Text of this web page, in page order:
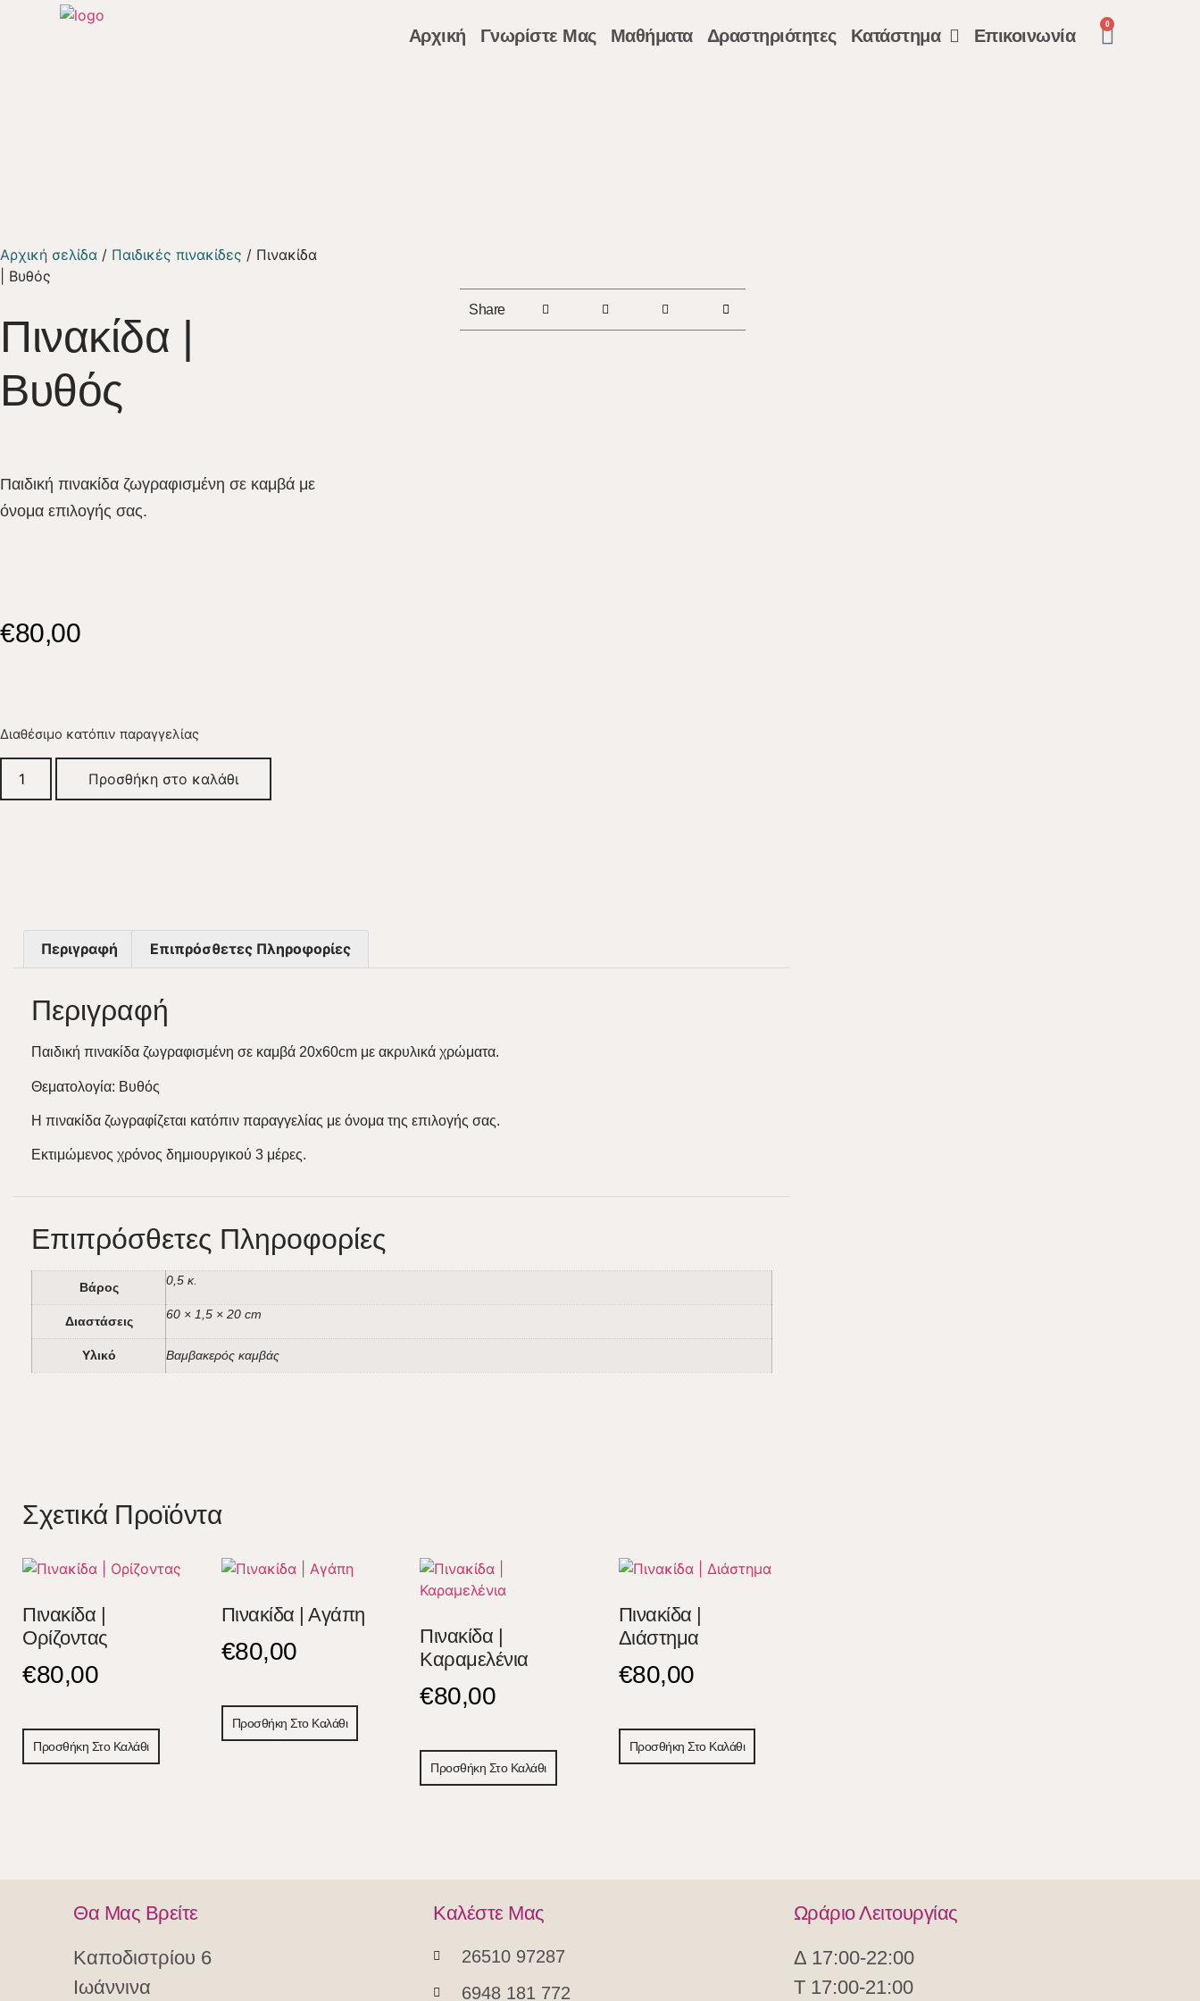
Αρχική Γνωρίστε Μας Μαθήματα Δραστηριότητες Κατάστημα Επικοινωνία
0
Αρχική σελίδα / Παιδικές πινακίδες / Πινακίδα
| Βυθός
Πινακίδα |
Βυθός
Παιδική πινακίδα ζωγραφισμένη σε καμβά με
όνομα επιλογής σας.
€80,00
Διαθέσιμο κατόπιν παραγγελίας
Προσθήκη στο καλάθι
Share
Περιγραφή Επιπρόσθετες Πληροφορίες
Περιγραφή
Παιδική πινακίδα ζωγραφισμένη σε καμβά 20x60cm με ακρυλικά χρώματα.
Θεματολογία: Βυθός
Η πινακίδα ζωγραφίζεται κατόπιν παραγγελίας με όνομα της επιλογής σας.
Εκτιμώμενος χρόνος δημιουργικού 3 μέρες.
Επιπρόσθετες Πληροφορίες
Βάρος 0,5 κ.
Διαστάσεις 60 × 1,5 × 20 cm
Υλικό Βαμβακερός καμβάς
Σχετικά Προϊόντα
Πινακίδα |
Ορίζοντας
€80,00
Προσθήκη Στο Καλάθι
Πινακίδα | Αγάπη
€80,00
Προσθήκη Στο Καλάθι
Πινακίδα |
Καραμελένια
€80,00
Προσθήκη Στο Καλάθι
Πινακίδα |
Διάστημα
€80,00
Προσθήκη Στο Καλάθι
Θα Μας Βρείτε
Καποδιστρίου 6
Ιωάννινα
Καλέστε Μας
26510 97287
6948 181 772
Ωράριο Λειτουργίας
Δ 17:00-22:00
Τ 17:00-21:00